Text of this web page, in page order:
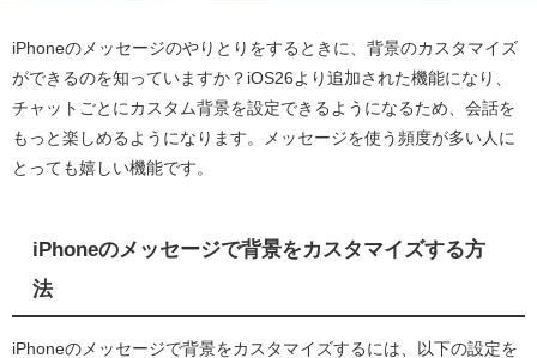
iPhoneのメッセージのやりとりをするときに、背景のカスタマイズ
ができるのを知っていますか？iOS26より追加された機能になり、
チャットごとにカスタム背景を設定できるようになるため、会話を
もっと楽しめるようになります。メッセージを使う頻度が多い人に
とっても嬉しい機能です。
iPhoneのメッセージで背景をカスタマイズする方
法
iPhoneのメッセージで背景をカスタマイズするには、以下の設定を